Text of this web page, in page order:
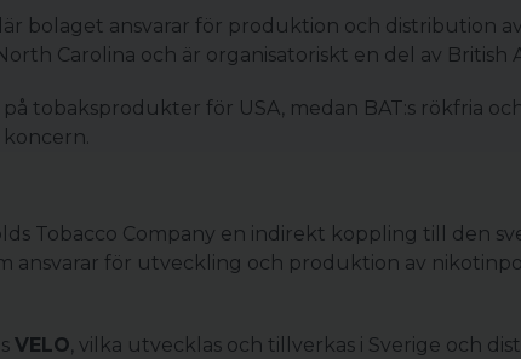
bolaget ansvarar för produktion och distribution
Carolina och är organisatoriskt en del av British
tobaksprodukter för USA, medan BAT:s rökfria
Tobacco Company en indirekt koppling till den
ansvarar för utveckling och produktion av
VELO, vilka utvecklas och tillverkas i Sverige och